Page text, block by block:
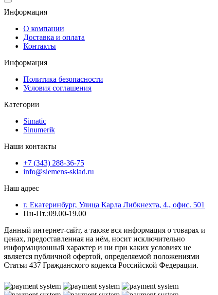
Информация
О компании
Доставка и оплата
Контакты
Информация
Политика безопасности
Условия соглашения
Категории
Simatic
Sinumerik
Наши контакты
+7 (343) 288-36-75
info@siemens-sklad.ru
Наш адрес
г. Екатеринбург, Улица Карла Либкнехта, 4., офис. 501
Пн-Пт.:09.00-19.00
Данный интернет-сайт, а также вся информация о товарах и
ценах, предоставленная на нём, носит исключительно
информационный характер и ни при каких условиях не
является публичной офертой, определяемой положениями
Статьи 437 Гражданского кодекса Российской Федерации.